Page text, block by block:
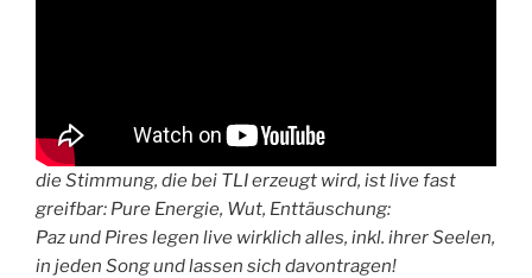
die Stimmung, die bei TLI erzeugt wird, ist live fast
greifbar: Pure Energie, Wut, Enttäuschung:
Paz und Pires legen live wirklich alles, inkl. ihrer Seelen,
in jeden Song und lassen sich davontragen!